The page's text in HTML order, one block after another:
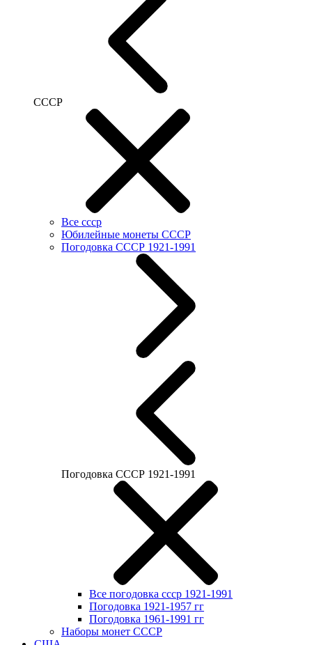
СССР
Все ссср
Юбилейные монеты СССР
Погодовка СССР 1921-1991
Погодовка СССР 1921-1991
Все погодовка ссср 1921-1991
Погодовка 1921-1957 гг
Погодовка 1961-1991 гг
Наборы монет СССР